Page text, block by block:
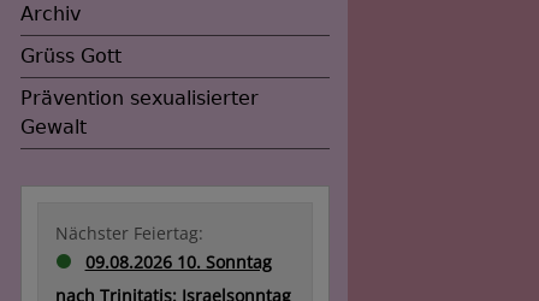
Archiv
Grüss Gott
Prävention sexualisierter
Gewalt
Nächster Feiertag:
09.08.2026 10. Sonntag
nach Trinitatis: Israelsonntag